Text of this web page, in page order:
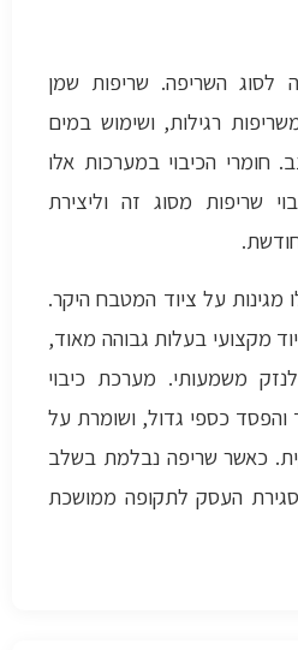
לסוג השריפה. שריפות שמן
רגילות, ושימוש במים
חומרי הכיבוי במערכות אלו
שריפות מסוג זה וליצירת
מגינות על ציוד המטבח היקר.
מקצועי בעלות גבוהה מאוד,
משמעותי. מערכת כיבוי
והפסד כספי גדול, ושומרת על
כאשר שריפה נבלמת בשלב
העסק לתקופה ממושכת